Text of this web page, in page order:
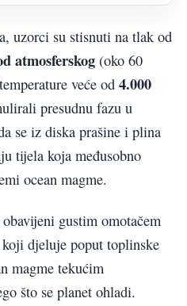
uzorci su stisnuti na tlak od
atmosferskog (oko 60
veće od 4.000
presudnu fazu u
se iz diska prašine i plina
tijela koja međusobno
ocean magme.
gustim omotačem
djeluje poput toplinske
magme tekućim
što se planet ohladi.